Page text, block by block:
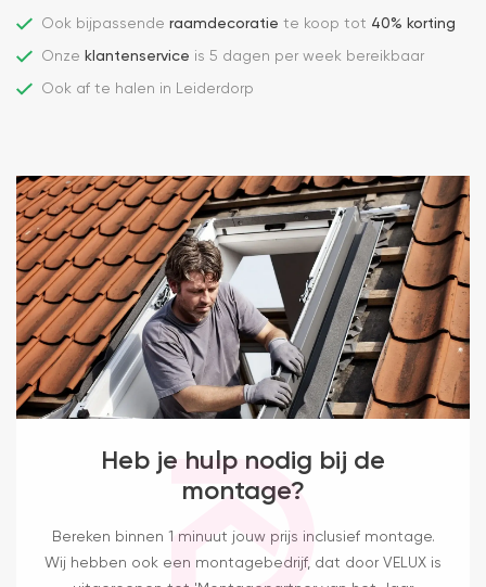
Ook bijpassende raamdecoratie te koop tot 40% korting
Onze klantenservice is 5 dagen per week bereikbaar
Ook af te halen in Leiderdorp
Heb je hulp nodig bij de
montage?
Bereken binnen 1 minuut jouw prijs inclusief montage.
Wij hebben ook een montagebedrijf, dat door VELUX is